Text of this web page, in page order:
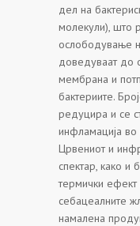
дел на
молекули), што
ослободување
доведуваат до
мембрана и
бактериите.
редуцира и се
инфламација
Црвениот и
спектар, како и
термички
себацеалните
намалена